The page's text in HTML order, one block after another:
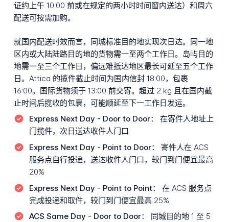
证约上午 10:00 前或在规定的两小时时间窗内送达）和周六
配送可按需加购。
就国内配送时效而言，同城标准目的地实现次日达。同一地
区内或大陆陆路目的地的货物需一至两个工作日。岛屿目的
地需一至三个工作日，偏远难抵达地区最长可延至五个工作
日。Attica 的揽件截止时间为国内信封 18:00，包裹
16:00。国际货物须于 13:00 前交寄。超过 2 kg 且在国内截
止时间后揽收的包裹，可能顺延至下一工作日发运。
Express Next Day - Door to Door：
在寄件人地址上
门揽件，次日送达收件人门口
Express Next Day - Point to Door：
寄件人在 ACS
服务点自行投递，送达收件人门口，较门到门便宜最高
20%
Express Next Day - Point to Point：
在 ACS 服务点
完成投递和取件，较门到门便宜最高 25%
ACS Same Day - Door to Door：
同城目的地 1 至 5